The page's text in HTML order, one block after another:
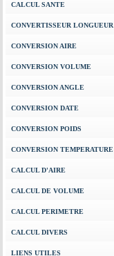
CALCUL SANTE
CONVERTISSEUR LONGUEUR
CONVERSION AIRE
CONVERSION VOLUME
CONVERSION ANGLE
CONVERSION DATE
CONVERSION POIDS
CONVERSION TEMPERATURE
CALCUL D'AIRE
CALCUL DE VOLUME
CALCUL PERIMETRE
CALCUL DIVERS
LIENS UTILES